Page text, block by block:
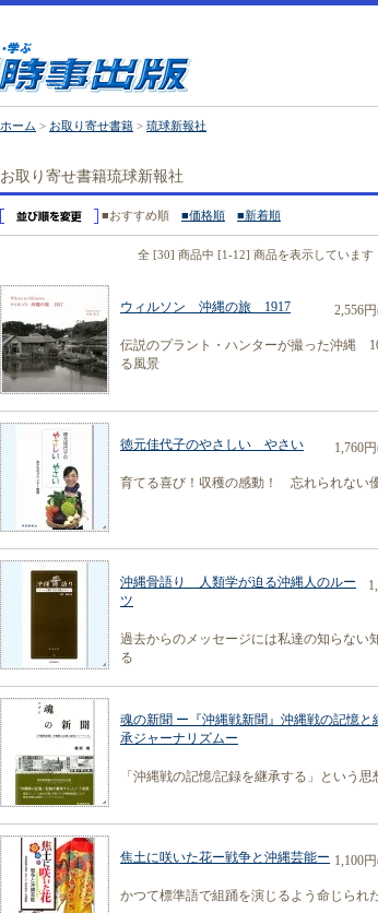
ホーム > お取り寄せ書籍 > 琉球新報社
お取り寄せ書籍琉球新報社
■おすすめ順 ■価格順 ■新着順
全 [30] 商品中 [1-12] 商品を表示しています
ウィルソン 沖縄の旅 1917 2,556
伝説のプラント・ハンターが撮った沖縄
る風景
徳元佳代子のやさしい やさい 1,760
育てる喜び！収穫の感動！ 忘れられない
沖縄骨語り 人類学が迫る沖縄人のルー
ツ
過去からのメッセージには私達の知らない
る
魂の新聞 ー『沖縄戦新聞』沖縄戦の記憶と
承ジャーナリズムー
「沖縄戦の記憶/記録を継承する」という思
焦土に咲いた花ー戦争と沖縄芸能ー 1,100
かつて標準語で組踊を演じるよう命じられ